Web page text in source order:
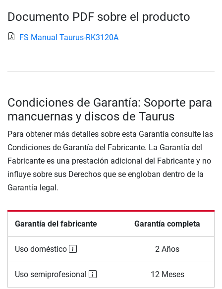
Documento PDF sobre el producto
FS Manual Taurus-RK3120A
Condiciones de Garantía: Soporte para
mancuernas y discos de Taurus
Para obtener más detalles sobre esta Garantía consulte las
Condiciones de Garantía del Fabricante. La Garantía del
Fabricante es una prestación adicional del Fabricante y no
influye sobre sus Derechos que se engloban dentro de la
Garantía legal.
Garantía del fabricante Garantía completa
Uso doméstico 2 Años
Uso semiprofesional 12 Meses